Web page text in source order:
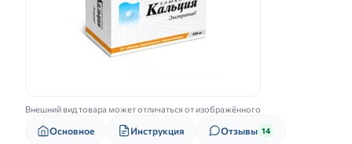
Внешний вид товара может отличаться от изображённого
Основное Инструкция Отзывы 14